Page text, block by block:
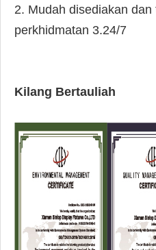
2. Mudah disediakan dan
perkhidmatan 3.24/7
Kilang Bertauliah